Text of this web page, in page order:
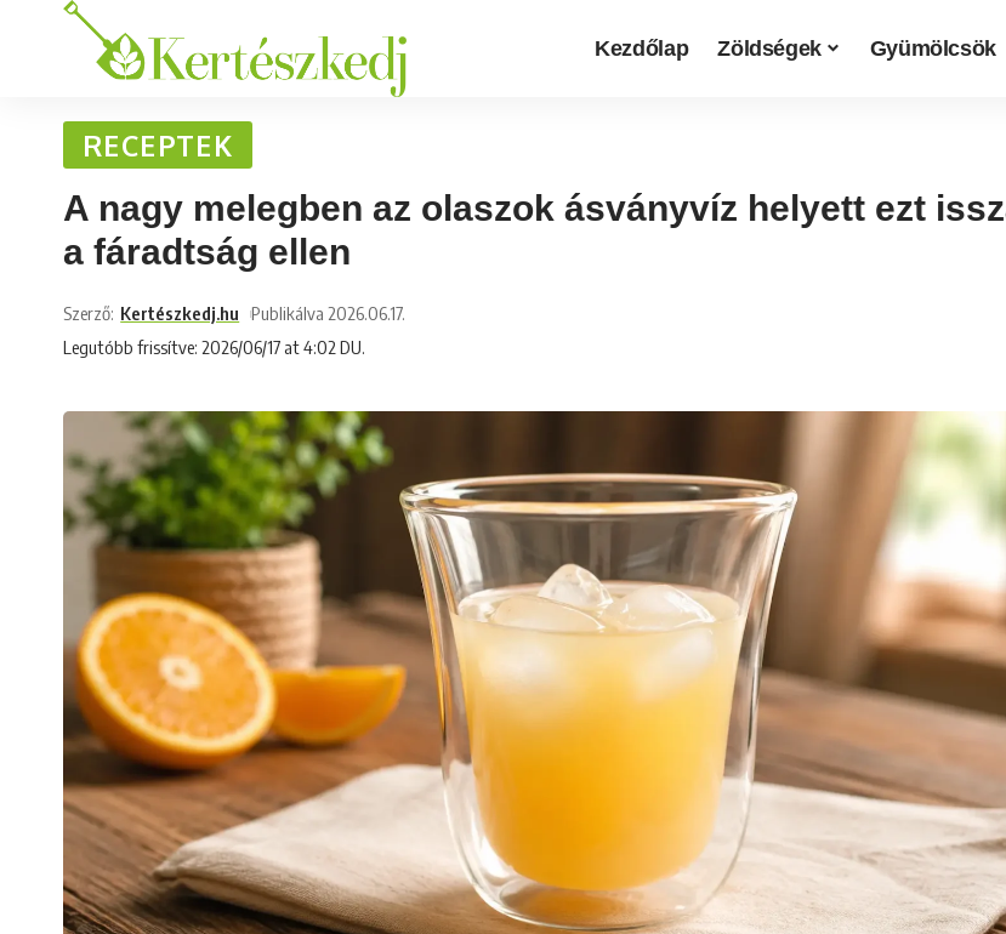
Kezdőlap Zöldségek Gyümölcsök
RECEPTEK
A nagy melegben az olaszok ásványvíz helyett ezt
a fáradtság ellen
Legutóbb frissítve: 2026/06/17 at 4:02 DU.
Szerző: Kertészkedj.hu Publikálva 2026.06.17.